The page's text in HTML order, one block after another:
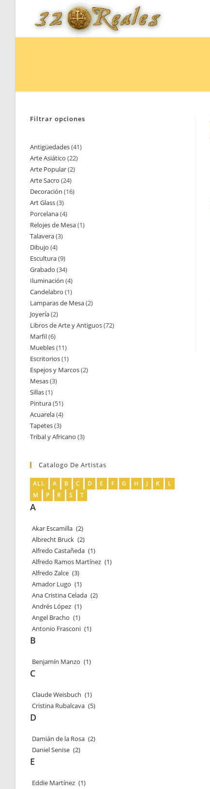
Filtrar opciones
Antigüedades 4141
Arte Asiático 2222
Arte Popular 22
Arte Sacro 2424
productos
Decoración 1616
Art Glass 33
productos
Porcelana 44
productos
Relojes de Mesa 11
Talavera 33
Dibujo 44
productos
Escultura 99
productos
Grabado 3434
productos
Iluminación 44
productos
Candelabro 11
producto
Lamparas de Mesa 22
Joyería 22
productos
Libros de Arte y Antiguos 7272
Marfil 66
productos
Muebles 1111
productos
Escritorios 11
producto
Espejos y Marcos 22
Mesas 33
Sillas 11
producto
Pintura 5151
productos
Acuarela 44
productos
Tapetes 33
productos
Tribal y Africano 33
Catalogo De Artistas
ALL A B C D E F G H J K
L
M
P R S T
A
Akar Escamilla (2)
Albrecht Bruck (2)
Alfredo Castañeda (1)
Alfredo Ramos Martínez (1)
Alfredo Zalce (3)
Amador Lugo (1)
Ana Cristina Celada (2)
Andrés López (1)
Angel Bracho (1)
Antonio Frasconi (1)
B
Benjamín Manzo (1)
C
Claude Weisbuch (1)
Cristina Rubalcava (5)
D
Damián de la Rosa (2)
Daniel Senise (2)
E
Eddie Martínez (1)